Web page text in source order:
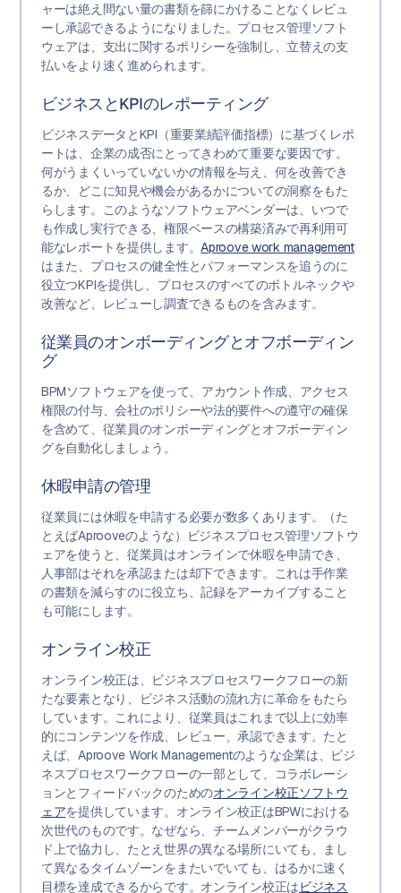
ャーは絶え間ない量の書類を篩にかけることなくレビュ
ーし承認できるようになりました。プロセス管理ソフト
ウェアは、支出に関するポリシーを強制し、立替えの支
払いをより速く進められます。
ビジネスとKPIのレポーティング
ビジネスデータとKPI（重要業績評価指標）に基づくレポ
ートは、企業の成否にとってきわめて重要な要因です。
何がうまくいっていないかの情報を与え、何を改善でき
るか、どこに知見や機会があるかについての洞察をもた
らします。このようなソフトウェアベンダーは、いつで
も作成し実行できる、権限ベースの構築済みで再利用可
能なレポートを提供します。Aproove work management
はまた、プロセスの健全性とパフォーマンスを追うのに
役立つKPIを提供し、プロセスのすべてのボトルネックや
改善など、レビューし調査できるものを含みます。
従業員のオンボーディングとオフボーディン
グ
BPMソフトウェアを使って、アカウント作成、アクセス
権限の付与、会社のポリシーや法的要件への遵守の確保
を含めて、従業員のオンボーディングとオフボーディン
グを自動化しましょう。
休暇申請の管理
従業員には休暇を申請する必要が数多くあります。（た
とえばAprooveのような）ビジネスプロセス管理ソフトウ
ェアを使うと、従業員はオンラインで休暇を申請でき、
人事部はそれを承認または却下できます。これは手作業
の書類を減らすのに役立ち、記録をアーカイブすること
も可能にします。
オンライン校正
オンライン校正は、ビジネスプロセスワークフローの新
たな要素となり、ビジネス活動の流れ方に革命をもたら
しています。これにより、従業員はこれまで以上に効率
的にコンテンツを作成、レビュー、承認できます。たと
えば、Aproove Work Managementのような企業は、ビジ
ネスプロセスワークフローの一部として、コラボレーシ
ョンとフィードバックのためのオンライン校正ソフトウ
ェアを提供しています。オンライン校正はBPWにおける
次世代のものです。なぜなら、チームメンバーがクラウ
ド上で協力し、たとえ世界の異なる場所にいても、まし
て異なるタイムゾーンをまたいでいても、はるかに速く
目標を達成できるからです。オンライン校正はビジネス